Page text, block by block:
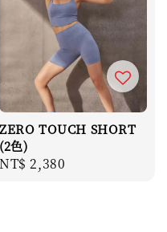
ZERO TOUCH SHORT
(2色)
Regular
NT$ 2,380